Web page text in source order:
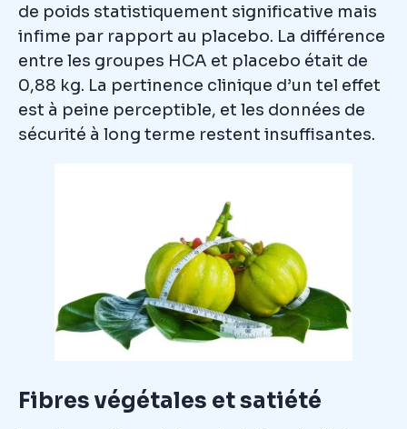
de poids statistiquement significative mais
infime par rapport au placebo. La différence
entre les groupes HCA et placebo était de
0,88 kg. La pertinence clinique d’un tel effet
est à peine perceptible, et les données de
sécurité à long terme restent insuffisantes.
Fibres végétales et satiété